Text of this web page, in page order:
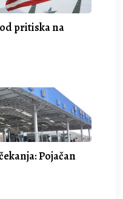
pritiska na
Pojačan